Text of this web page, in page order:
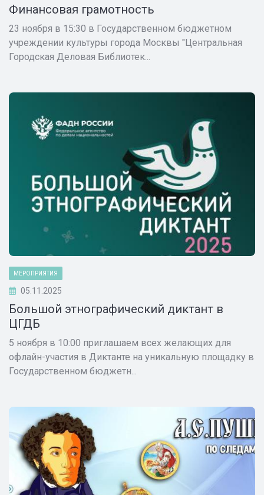
Финансовая грамотность
23 ноября в 15:30 в Государственном бюджетном
учреждении культуры города Москвы "Центральная
Городская Деловая Библиотек...
МЕРОПРИЯТИЯ
05.11.2025
Большой этнографический диктант в
ЦГДБ
5 ноября в 10:00 приглашаем всех желающих для
офлайн-участия в Диктанте на уникальную площадку в
Государственном бюджетн...